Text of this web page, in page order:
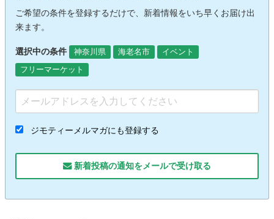
ご希望の条件を登録するだけで、新着情報をいち早くお届け出
来ます。
選択中の条件 神奈川県 海老名市
イベント
フリーマーケット
ジモティーメルマガにも登録する
新着投稿の通知をメールで受け取る